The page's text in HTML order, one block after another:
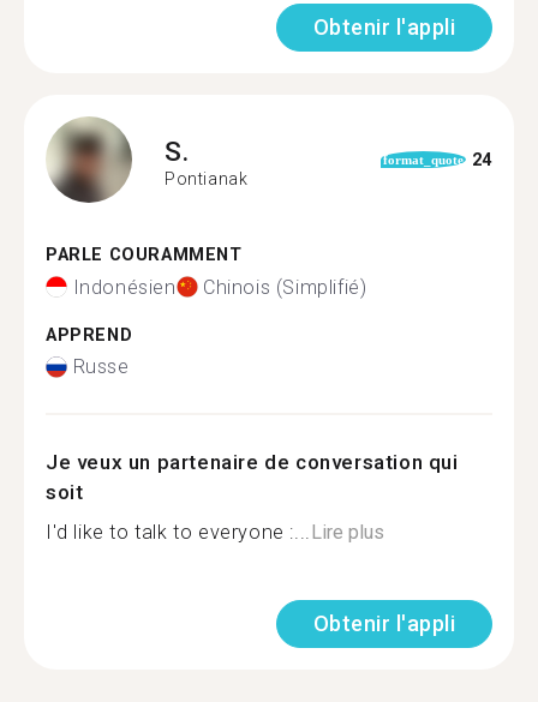
Obtenir l'appli
S.
Pontianak
format_quote 24
PARLE COURAMMENT
Indonésien Chinois (Simplifié)
APPREND
Russe
Je veux un partenaire de conversation qui
soit
I'd like to talk to everyone :...Lire plus
Obtenir l'appli